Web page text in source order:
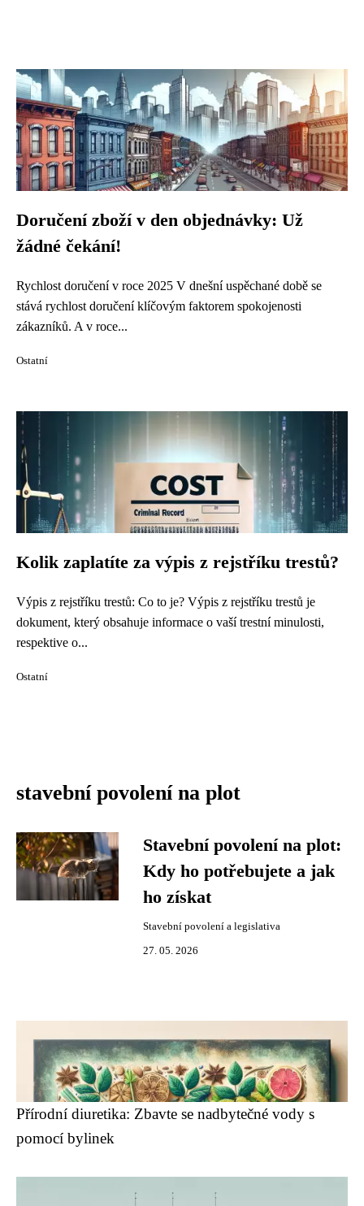
Doručení zboží v den objednávky: Už
žádné čekání!
Rychlost doručení v roce 2025 V dnešní uspěchané době se
stává rychlost doručení klíčovým faktorem spokojenosti
zákazníků. A v roce...
Ostatní
Kolik zaplatíte za výpis z rejstříku trestů?
Výpis z rejstříku trestů: Co to je? Výpis z rejstříku trestů je
dokument, který obsahuje informace o vaší trestní minulosti,
respektive o...
Ostatní
stavební povolení na plot
Stavební povolení na plot:
Kdy ho potřebujete a jak
ho získat
Stavební povolení a legislativa
27. 05. 2026
Přírodní diuretika: Zbavte se nadbytečné vody s
pomocí bylinek